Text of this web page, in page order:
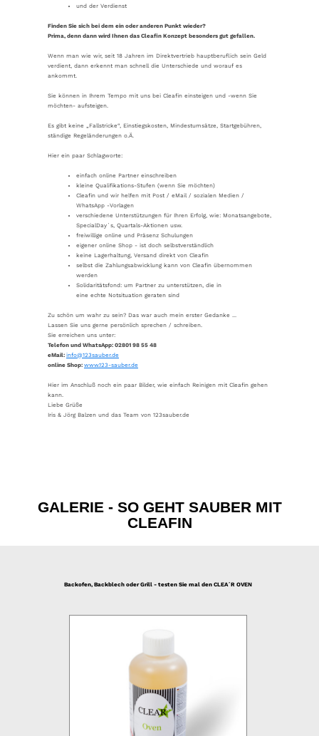
und der Verdienst
Finden Sie sich bei dem ein oder anderen Punkt wieder?
Prima, denn dann wird Ihnen das Cleafin Konzept besonders gut gefallen.
Wenn man wie wir, seit 18 Jahren im Direktvertrieb hauptberuflich sein Geld
verdient, dann erkennt man schnell die Unterschiede und worauf es
ankommt.
Sie können in Ihrem Tempo mit uns bei Cleafin einsteigen und -wenn Sie
möchten- aufsteigen.
Es gibt keine „Fallstricke“, Einstiegskosten, Mindestumsätze, Startgebühren,
ständige Regeländerungen o.Ä.
Hier ein paar Schlagworte:
einfach online Partner einschreiben
kleine Qualifikations-Stufen (wenn Sie möchten)
Cleafin und wir helfen mit Post / eMail / sozialen Medien /
WhatsApp -Vorlagen
verschiedene Unterstützungen für Ihren Erfolg, wie: Monatsangebote,
SpecialDay´s, Quartals-Aktionen usw.
freiwillige online und Präsenz Schulungen
eigener online Shop - ist doch selbstverständlich
keine Lagerhaltung, Versand direkt von Cleafin
selbst die Zahlungsabwicklung kann von Cleafin übernommen
werden
Solidaritätsfond: um Partner zu unterstützen, die in
eine echte Notsituation geraten sind
Zu schön um wahr zu sein? Das war auch mein erster Gedanke ...
Lassen Sie uns gerne persönlich sprechen / schreiben.
Sie erreichen uns unter:
Telefon und WhatsApp: 02801 98 55 48
eMail: info@123sauber.de
online Shop: www.123-sauber.de
Hier im Anschluß noch ein paar Bilder, wie einfach Reinigen mit Cleafin gehen
kann.
Liebe Grüße
Iris & Jörg Balzen und das Team von 123sauber.de
GALERIE - SO GEHT SAUBER MIT
CLEAFIN
Backofen, Backblech oder Grill - testen Sie mal den CLEA´R OVEN